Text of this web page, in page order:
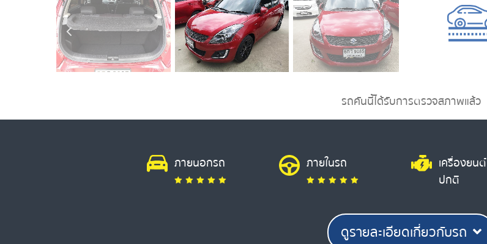
รถคันนี้ได้รับการตรวจสภาพแล้ว
ภายนอกรถ ภายในรถ
เครื่องยนต์
ปกติ
ดูรายละเอียดเกี่ยวกับรถ